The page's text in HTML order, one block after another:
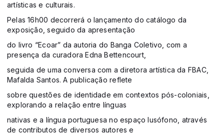
artísticas e culturais.
Pelas 16h00 decorrerá o lançamento do catálogo da
exposição, seguido da apresentação
do livro “Ecoar” da autoria do Banga Coletivo, com a
presença da curadora Edna Bettencourt,
seguida de uma conversa com a diretora artística da FBAC,
Mafalda Santos. A publicação reflete
sobre questões de identidade em contextos pós-coloniais,
explorando a relação entre línguas
nativas e a língua portuguesa no espaço lusófono, através
de contributos de diversos autores e